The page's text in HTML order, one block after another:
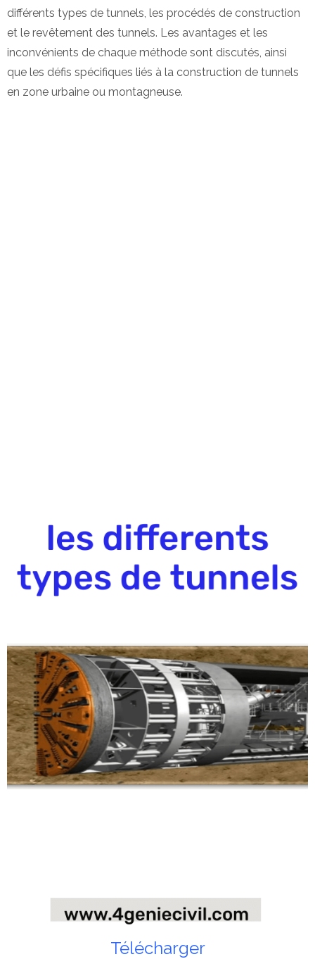
différents types de tunnels, les procédés de construction
et le revêtement des tunnels. Les avantages et les
inconvénients de chaque méthode sont discutés, ainsi
que les défis spécifiques liés à la construction de tunnels
en zone urbaine ou montagneuse.
Télécharger